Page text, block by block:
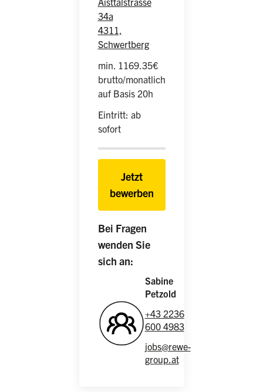
34a
4311,
Schwertberg
min. 1169.35€
brutto/monatlich
auf Basis 20h
Eintritt: ab
sofort
Jetzt
bewerben
Bei Fragen
wenden Sie
sich an:
Sabine
Petzold
+43 2236
600 4983
jobs@rewe-
group.at